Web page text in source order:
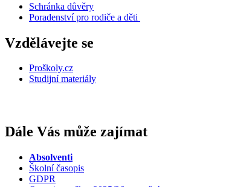
Schránka důvěry
Poradenství pro rodiče a děti
Vzdělávejte se
Proškoly.cz
Studijní materiály
Dále Vás může zajímat
Absolventi
Školní časopis
GDPR